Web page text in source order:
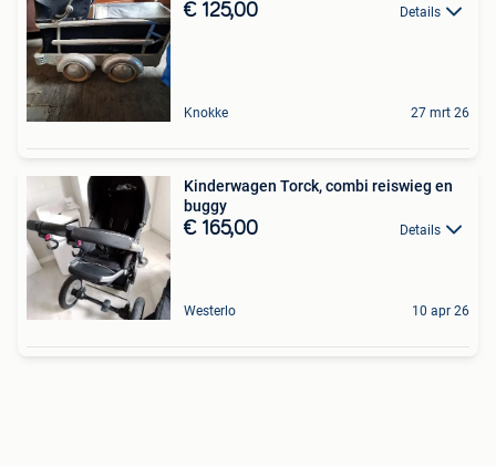
€ 125,00 Details
Knokke 27 mrt 26
Kinderwagen Torck, combi reiswieg en
buggy
€ 165,00 Details
Westerlo 10 apr 26